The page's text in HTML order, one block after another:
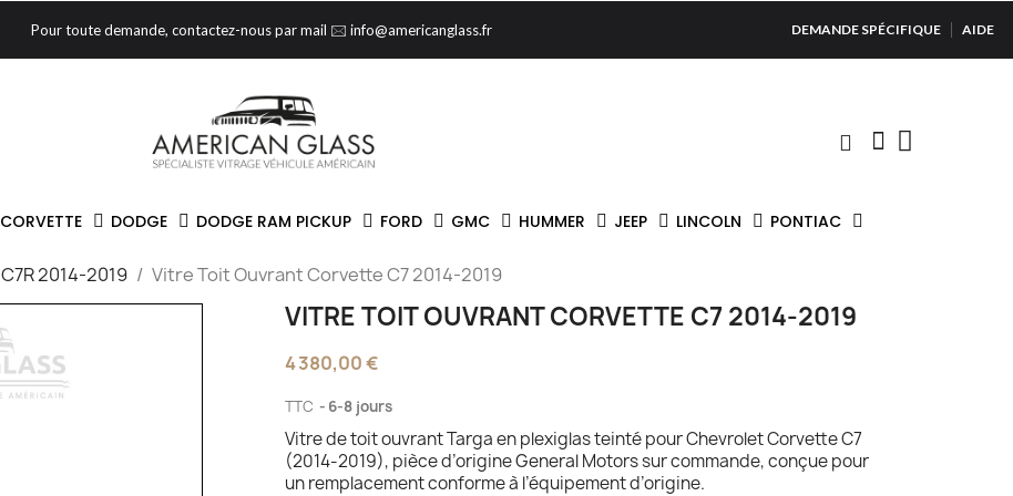
Pour toute demande, contactez-nous par mail 🖂 info@americanglass.fr DEMANDE SPÉCIFIQUE AIDE
CORVETTE DODGE DODGE RAM PICKUP FORD GMC HUMMER JEEP LINCOLN PONTIAC
C7R 2014-2019 Vitre Toit Ouvrant Corvette C7 2014-2019
VITRE TOIT OUVRANT CORVETTE C7 2014-2019
4 380,00 €
TTC 6-8 jours
Vitre de toit ouvrant Targa en plexiglas teinté pour Chevrolet Corvette C7
(2014-2019), pièce d’origine General Motors sur commande, conçue pour
un remplacement conforme à l’équipement d’origine.